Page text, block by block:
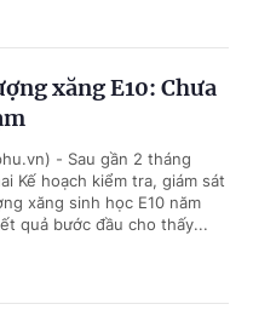
xăng E10: Chưa
- Sau gần 2 tháng
Kế hoạch kiểm tra, giám sát
xăng sinh học E10 năm
quả bước đầu cho thấy...